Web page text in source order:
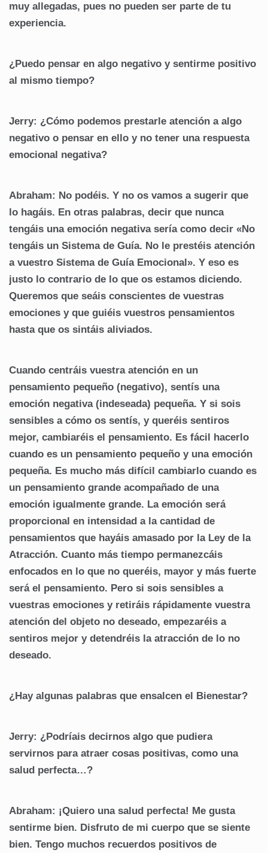
muy allegadas, pues no pueden ser parte de tu
experiencia.
¿Puedo pensar en algo negativo y sentirme positivo
al mismo tiempo?
Jerry: ¿Cómo podemos prestarle atención a algo
negativo o pensar en ello y no tener una respuesta
emocional negativa?
Abraham: No podéis. Y no os vamos a sugerir que
lo hagáis. En otras palabras, decir que nunca
tengáis una emoción negativa sería como decir «No
tengáis un Sistema de Guía. No le prestéis atención
a vuestro Sistema de Guía Emocional». Y eso es
justo lo contrario de lo que os estamos diciendo.
Queremos que seáis conscientes de vuestras
emociones y que guiéis vuestros pensamientos
hasta que os sintáis aliviados.
Cuando centráis vuestra atención en un
pensamiento pequeño (negativo), sentís una
emoción negativa (indeseada) pequeña. Y si sois
sensibles a cómo os sentís, y queréis sentiros
mejor, cambiaréis el pensamiento. Es fácil hacerlo
cuando es un pensamiento pequeño y una emoción
pequeña. Es mucho más difícil cambiarlo cuando es
un pensamiento grande acompañado de una
emoción igualmente grande. La emoción será
proporcional en intensidad a la cantidad de
pensamientos que hayáis amasado por la Ley de la
Atracción. Cuanto más tiempo permanezcáis
enfocados en lo que no queréis, mayor y más fuerte
será el pensamiento. Pero si sois sensibles a
vuestras emociones y retiráis rápidamente vuestra
atención del objeto no deseado, empezaréis a
sentiros mejor y detendréis la atracción de lo no
deseado.
¿Hay algunas palabras que ensalcen el Bienestar?
Jerry: ¿Podríais decirnos algo que pudiera
servirnos para atraer cosas positivas, como una
salud perfecta…?
Abraham: ¡Quiero una salud perfecta! Me gusta
sentirme bien. Disfruto de mi cuerpo que se siente
bien. Tengo muchos recuerdos positivos de